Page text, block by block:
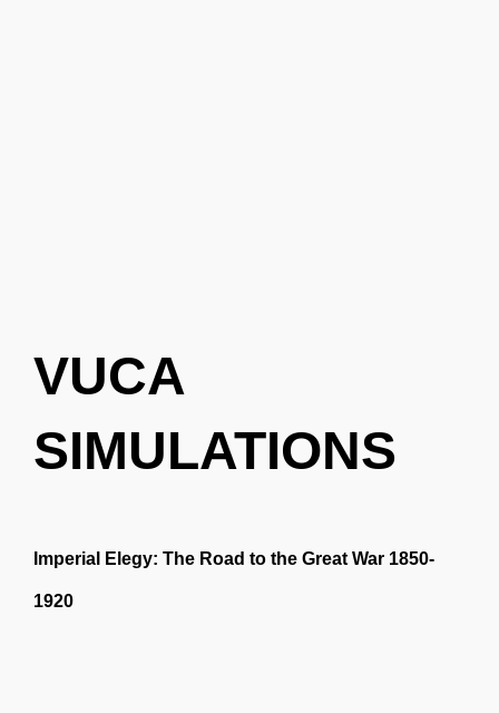
VUCA
SIMULATIONS
Imperial Elegy: The Road to the Great War 1850-
1920